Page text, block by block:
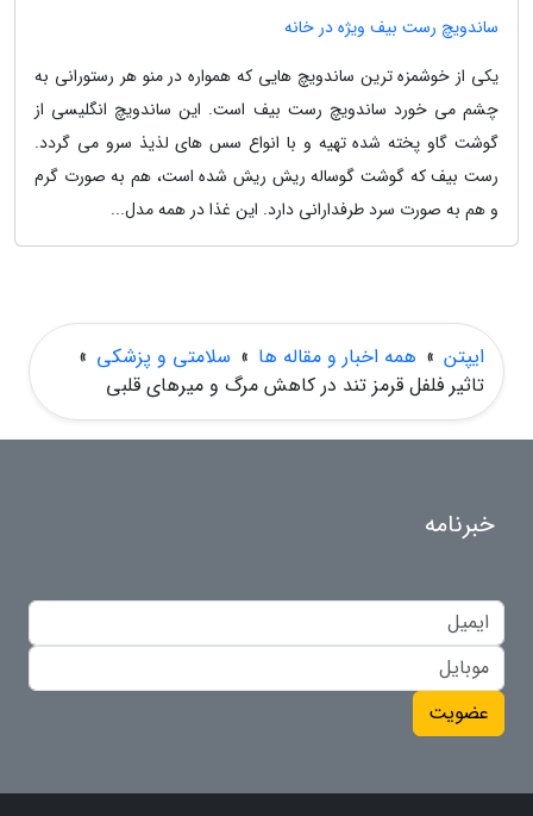
ساندویچ رست بیف ویژه در خانه
یکی از خوشمزه ترین ساندویچ هایی که همواره در منو هر رستورانی به
چشم می خورد ساندویچ رست بیف است. این ساندویچ انگلیسی از
گوشت گاو پخته شده تهیه و با انواع سس های لذیذ سرو می گردد.
رست بیف که گوشت گوساله ریش ریش شده است، هم به صورت گرم
و هم به صورت سرد طرفدارانی دارد. این غذا در همه مدل...
ایپتن » همه اخبار و مقاله ها » سلامتی و پزشکی »
تاثیر فلفل قرمز تند در کاهش مرگ و میرهای قلبی
خبرنامه
عضویت